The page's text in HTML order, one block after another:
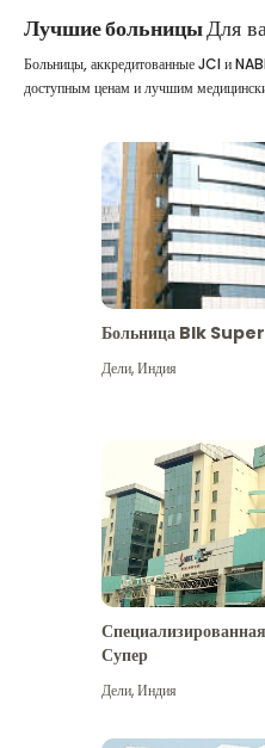
Лучшие больницыДля
Больницы, аккредитованные JCI и
доступным ценам и лучшим
Больница Blk
Дели,Индия
Супер
Дели,Индия